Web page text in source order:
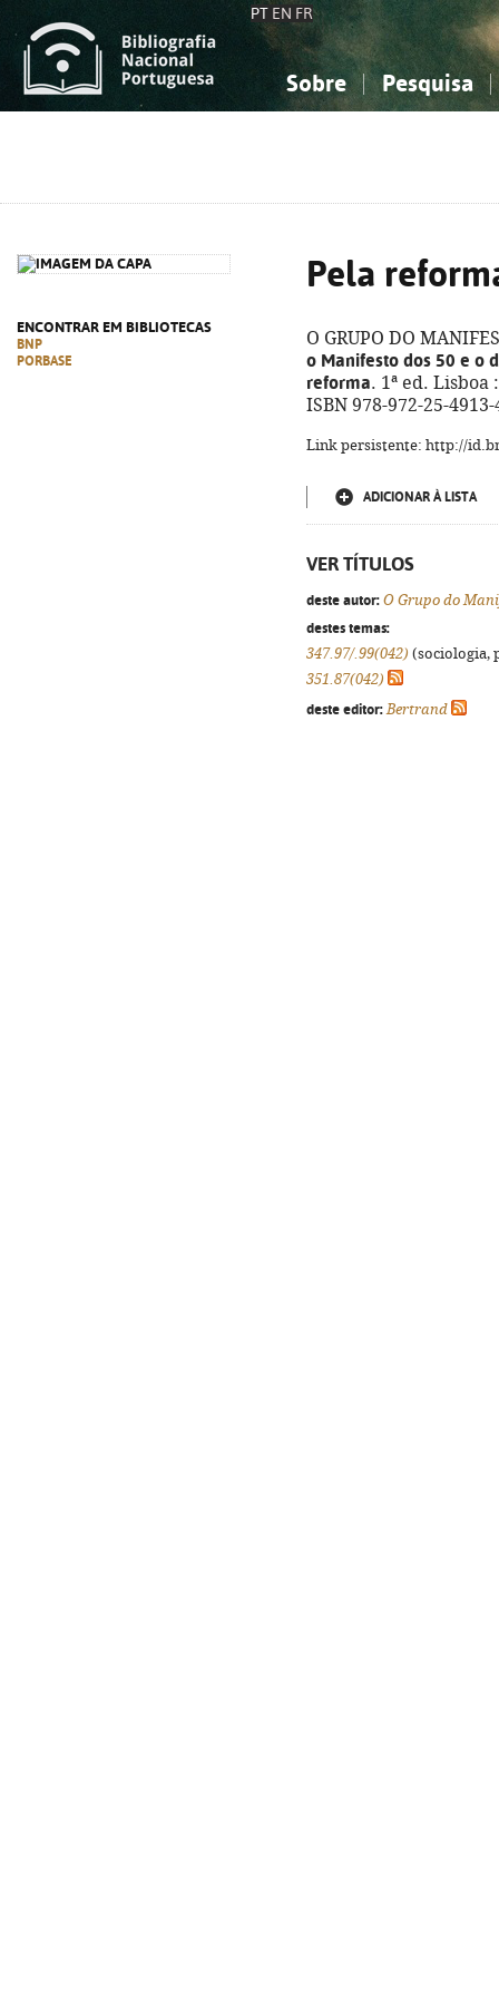
PT EN FR
Sobre Pesquisa
ENCONTRAR EM BIBLIOTECAS
BNP
PORBASE
Pela
O GRUPO DO
o Manifesto dos 50 e o
reforma. 1ª ed. Lisboa
ISBN 978-972-25-4913-
Link persistente: http://
ADICIONAR À LISTA
VER TÍTULOS
deste autor: O Grupo do
destes temas:
347.97/.99(042) (sociologia,
351.87(042)
deste editor: Bertrand